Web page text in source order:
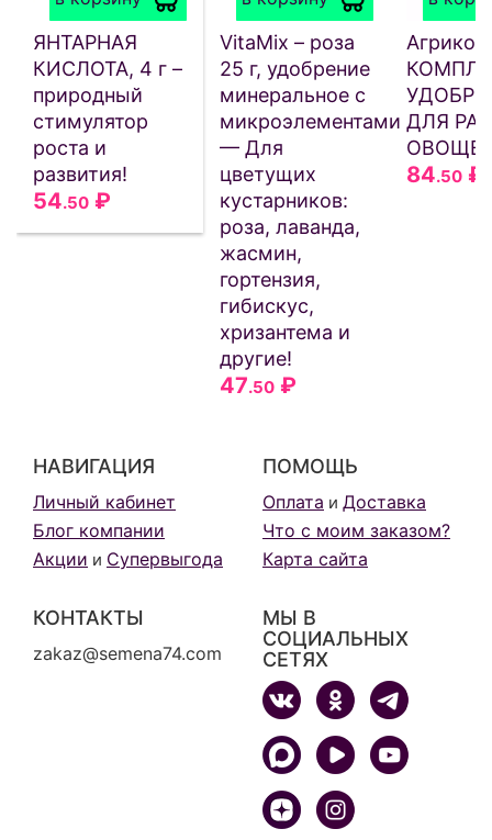
ЯНТАРНАЯ
КИСЛОТА, 4 г –
природный
стимулятор
роста и
развития!
54.50 ₽
VitaMix – роза
25 г, удобрение
минеральное с
микроэлементами
— Для
цветущих
кустарников:
роза, лаванда,
жасмин,
гортензия,
гибискус,
хризантема и
другие!
47.50 ₽
ДЛЯ
84.50 ₽
НАВИГАЦИЯ
Личный кабинет
Блог компании
Акции и Супервыгода
ПОМОЩЬ
Оплата и Доставка
Что с моим заказом?
Карта сайта
КОНТАКТЫ
zakaz@semena74.com
МЫ В
СОЦИАЛЬНЫХ
СЕТЯХ